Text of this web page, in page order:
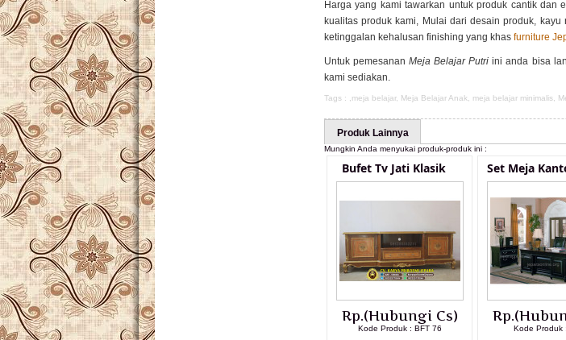
Harga yang kami tawarkan untuk produk cantik dan
kualitas produk kami, Mulai dari desain produk,
ketinggalan kehalusan finishing yang khas furniture
Untuk pemesananMeja Belajar Putri ini anda bisa
kami sediakan.
Tags : , meja belajar, Meja Belajar Anak meja belajar minimalis
Produk Lainnya
Mungkin Anda menyukai produk-produk ini :
Bufet Tv Jati Klasik
Rp.(Hubungi Cs)
Kode Produk : BFT 76
Set Meja
Kode Produk